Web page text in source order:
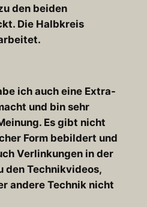
den beiden
Die Halbkreis
ich auch eine Extra-
und bin sehr
Es gibt nicht
Form bebildert und
Verlinkungen in der
den Technikvideos,
andere Technik nicht